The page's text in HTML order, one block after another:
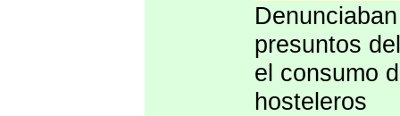
presuntos
el consumo
hosteleros